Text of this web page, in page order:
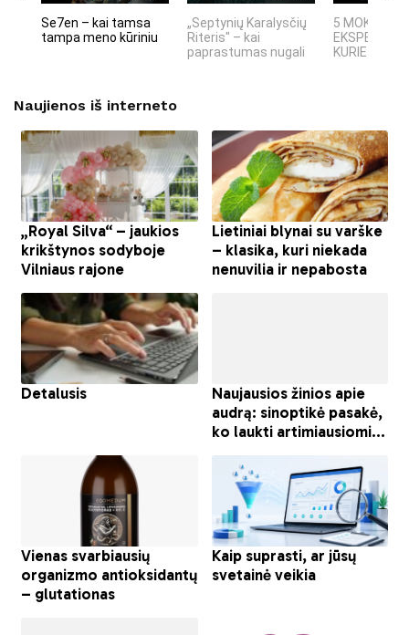
Se7en – kai tamsa
tampa meno kūriniu
„Septynių Karalysčių
Riteris" – kai
paprastumas nugali
5 MOKSLINIAI
KURIE
Naujienos iš interneto